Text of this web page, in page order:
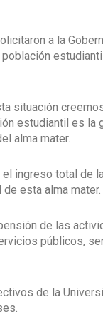
a la
situación
estudiantil es la
alma mater.
ingreso total de
esta alma mater.
de las
públicos,
de la